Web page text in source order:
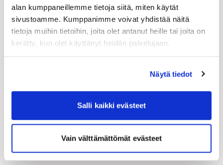
alan kumppaneillemme tietoja siitä, miten käytät
sivustoamme. Kumppanimme voivat yhdistää näitä
tietoja muihin tietoihin, joita olet antanut heille tai joita on
kerätty, kun olet käyttänyt heidän palvelujaan.
Näytä tiedot
Salli kaikki evästeet
Vain välttämättömät evästeet
Moduuli 1: Asiakasymmärrys
6.9.2016 kello 9:00–16:00
Moduuli 2: Asiakkaan haastaminen
löytäminen 25.10.2016 – ” –
Moduuli 4: Ihmisten erilaisuus
23.11.2016 – ” –